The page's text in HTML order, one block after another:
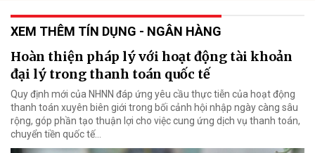
XEM THÊM TÍN DỤNG - NGÂN HÀNG
Hoàn thiện pháp lý với hoạt động tài khoản
đại lý trong thanh toán quốc tế
Quy định mới của NHNN đáp ứng yêu cầu thực tiễn của hoạt động
thanh toán xuyên biên giới trong bối cảnh hội nhập ngày càng sâu
rộng, góp phần tạo thuận lợi cho việc cung ứng dịch vụ thanh toán,
chuyển tiền quốc tế...